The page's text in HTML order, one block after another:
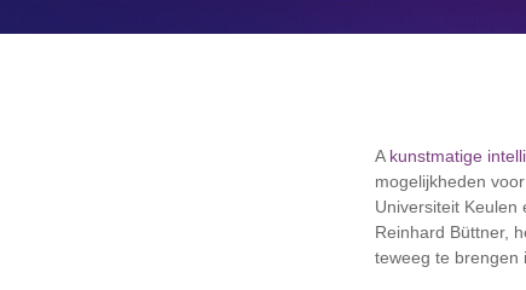
A kunstmatige
mogelijkheden
Universiteit Keulen
Reinhard Büttner,
teweeg te brengen